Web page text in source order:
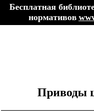
Бесплатная
нормативов
Приводы